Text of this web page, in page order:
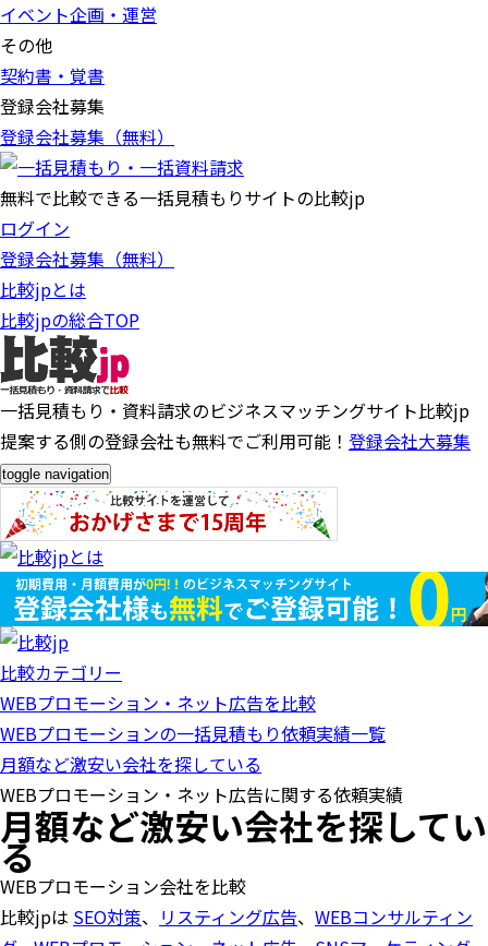
イベント企画・運営
その他
契約書・覚書
登録会社募集
登録会社募集（無料）
無料で比較できる一括見積もりサイトの比較jp
ログイン
登録会社募集（無料）
比較jpとは
比較jpの総合TOP
一括見積もり・資料請求のビジネスマッチングサイト比較jp
提案する側の登録会社も無料でご利用可能！ 登録会社大募集
toggle navigation
比較カテゴリー
WEBプロモーション・ネット広告を比較
WEBプロモーションの一括見積もり依頼実績一覧
月額など激安い会社を探している
WEBプロモーション・ネット広告に関する依頼実績
月額など激安い会社を探してい
る
WEBプロモーション会社を比較
比較jpは SEO対策、 リスティング広告、 WEBコンサルティン